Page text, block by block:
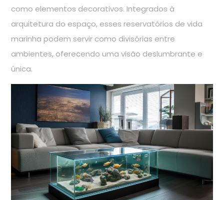
como elementos decorativos. Integrados à
arquitetura do espaço, esses reservatórios de vida
marinha podem servir como divisórias entre
ambientes, oferecendo uma visão deslumbrante e
única.